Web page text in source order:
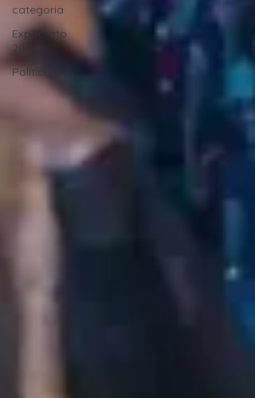
categoria
Expocrato
2024
Política